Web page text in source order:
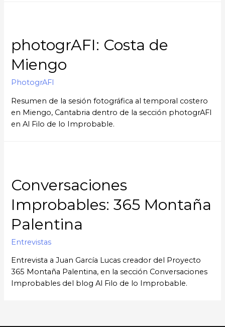
photogrAFI: Costa de
Miengo
PhotogrAFI
Resumen de la sesión fotográfica al temporal costero
en Miengo, Cantabria dentro de la sección photogrAFI
en Al Filo de lo Improbable.
Conversaciones
Improbables: 365 Montaña
Palentina
Entrevistas
Entrevista a Juan García Lucas creador del Proyecto
365 Montaña Palentina, en la sección Conversaciones
Improbables del blog Al Filo de lo Improbable.